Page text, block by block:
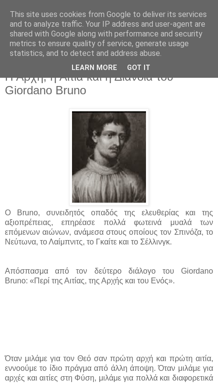
Η Αρχή, η Αιτία και η Διάνοια του
Giordano Bruno
Ο Bruno, συνειδητός οπαδός της ελευθερίας και της
αξιοπρέπειας, επηρέασε πολλά φωτεινά μυαλά των
επόμενων αιώνων, ανάμεσα στους οποίους τον Σπινόζα, το
Νεύτωνα, το Λαίμπνιτς, το Γκαίτε και το Σέλλινγκ.
Απόσπασμα από τον δεύτερο διάλογο του Giordano
Bruno: «Περί της Αιτίας, της Αρχής και του Ενός».
Όταν μιλάμε για τον Θεό σαν πρώτη αρχή και πρώτη αιτία,
εννοούμε το ίδιο πράγμα από άλλη άποψη. Όταν μιλάμε για
αρχές και αιτίες στη Φύση, μιλάμε για πολλά και διαφορετικά
This site uses cookies from Google to deliver its services
and to analyze traffic. Your IP address and user-agent are
shared with Google along with performance and security
metrics to ensure quality of service, generate usage
statistics, and to detect and address abuse.
LEARN MORE GOT IT